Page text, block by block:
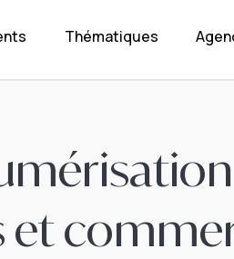
Thématiques
et